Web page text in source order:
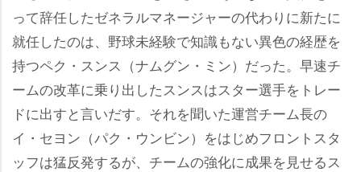
って辞任したゼネラルマネージャーの代わりに新たに
就任したのは、野球未経験で知識もない異色の経歴を
持つペク・スンス（ナムグン・ミン）だった。早速チ
ームの改革に乗り出したスンスはスター選手をトレー
ドに出すと言いだす。それを聞いた運営チーム長の
イ・セヨン（パク・ウンビン）をはじめフロントスタ
ッフは猛反発するが、チームの強化に成果を見せるス